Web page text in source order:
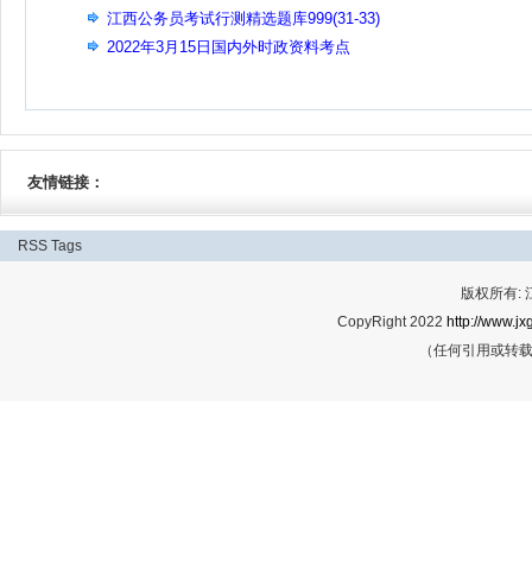
终
江西公务员考试行测精选题库999(31-33)
2022年3月15日国内外时政资料考点
友情链接：
RSS Tags
版权所有:
CopyRight 2022 http://
（任何引用或转